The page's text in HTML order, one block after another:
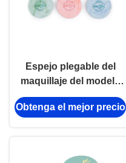
Espejo plegable del
maquillaje del modelo
del espejo de la PU del
grueso compacto de
Obtenga el mejor precio